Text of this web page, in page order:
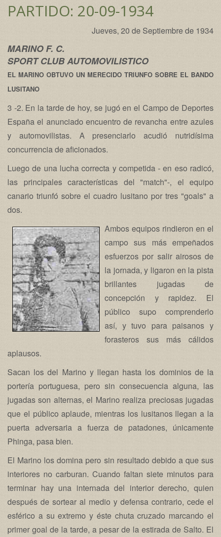
PARTIDO: 20-09-1934
Jueves, 20 de Septiembre de 1934
MARINO F. C.
SPORT CLUB AUTOMOVILISTICO
EL MARINO OBTUVO UN MERECIDO TRIUNFO SOBRE EL BANDO
LUSITANO
3 -2. En la tarde de hoy, se jugó en el Campo de Deportes
España el anunciado encuentro de revancha entre azules
y automovilistas. A presenciarlo acudió nutridísima
concurrencia de aficionados.
Luego de una lucha correcta y competida - en eso radicó,
las principales características del "match"-, el equipo
canario triunfó sobre el cuadro lusitano por tres "goals" a
dos.
Ambos equipos rindieron en el
campo sus más empeñados
esfuerzos por salir airosos de
la jornada, y ligaron en la pista
brillantes jugadas de
concepción y rapidez. El
público supo comprenderlo
así, y tuvo para paisanos y
forasteros sus más cálidos
aplausos.
Sacan los del Marino y llegan hasta los dominios de la
portería portuguesa, pero sin consecuencia alguna, las
jugadas son alternas, el Marino realiza preciosas jugadas
que el público aplaude, mientras los lusitanos llegan a la
puerta adversaria a fuerza de patadones, únicamente
Phinga, pasa bien.
El Marino los domina pero sin resultado debido a que sus
interiores no carburan. Cuando faltan siete minutos para
terminar hay una internada del interior derecho, quien
después de sortear al medio y defensa contrario, cede el
esférico a su extremo y éste chuta cruzado marcando el
primer goal de la tarde, a pesar de la estirada de Salto. El